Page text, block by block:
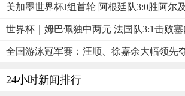
美加墨世界杯J组首轮 阿根廷队3:0胜阿尔
世界杯｜姆巴佩独中两元 法国队3:1击败塞
全国游泳冠军赛：汪顺、徐嘉余大幅领先
24小时新闻排行